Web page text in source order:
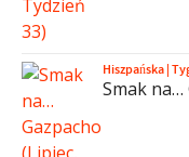
Hiszpańska|
Smak na…